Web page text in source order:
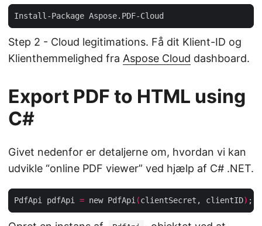
Step 2 - Cloud legitimations. Få dit Klient-ID og
Klienthemmelighed fra Aspose Cloud dashboard.
Export PDF to HTML using
C#
Givet nedenfor er detaljerne om, hvordan vi kan
udvikle “online PDF viewer” ved hjælp af C# .NET.
PdfApi pdfApi = new PdfApi(clientSecret, clientID)